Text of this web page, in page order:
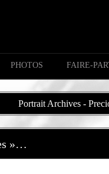
FAIRE-
PHOTOS
Portrait Archives -
»…